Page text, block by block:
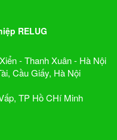
RELUG
- Thanh Xuân - Hà Nội
Cầu Giấy, Hà Nội
TP Hồ CHí Minh